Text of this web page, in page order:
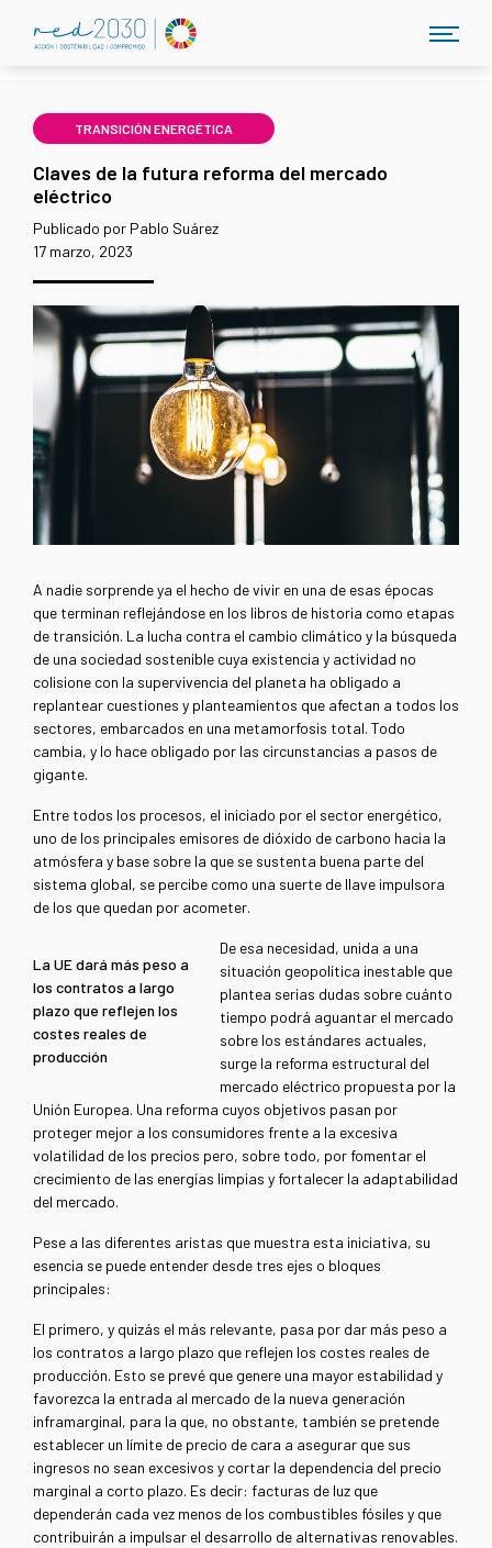
TRANSICIÓN ENERGÉTICA
Claves de la futura reforma del mercado
eléctrico
Publicado por Pablo Suárez
17 marzo, 2023
A nadie sorprende ya el hecho de vivir en una de esas épocas
que terminan reflejándose en los libros de historia como etapas
de transición. La lucha contra el cambio climático y la búsqueda
de una sociedad sostenible cuya existencia y actividad no
colisione con la supervivencia del planeta ha obligado a
replantear cuestiones y planteamientos que afectan a todos los
sectores, embarcados en una metamorfosis total. Todo
cambia, y lo hace obligado por las circunstancias a pasos de
gigante.
Entre todos los procesos, el iniciado por el sector energético,
uno de los principales emisores de dióxido de carbono hacia la
atmósfera y base sobre la que se sustenta buena parte del
sistema global, se percibe como una suerte de llave impulsora
de los que quedan por acometer.
La UE dará más peso a
los contratos a largo
plazo que reflejen los
costes reales de
producción
De esa necesidad, unida a una
situación geopolítica inestable que
plantea serias dudas sobre cuánto
tiempo podrá aguantar el mercado
sobre los estándares actuales,
surge la reforma estructural del
mercado eléctrico propuesta por la
Unión Europea. Una reforma cuyos objetivos pasan por
proteger mejor a los consumidores frente a la excesiva
volatilidad de los precios pero, sobre todo, por fomentar el
crecimiento de las energías limpias y fortalecer la adaptabilidad
del mercado.
Pese a las diferentes aristas que muestra esta iniciativa, su
esencia se puede entender desde tres ejes o bloques
principales:
El primero, y quizás el más relevante, pasa por dar más peso a
los contratos a largo plazo que reflejen los costes reales de
producción. Esto se prevé que genere una mayor estabilidad y
favorezca la entrada al mercado de la nueva generación
inframarginal, para la que, no obstante, también se pretende
establecer un límite de precio de cara a asegurar que sus
ingresos no sean excesivos y cortar la dependencia del precio
marginal a corto plazo. Es decir: facturas de luz que
dependerán cada vez menos de los combustibles fósiles y que
contribuirán a impulsar el desarrollo de alternativas renovables.